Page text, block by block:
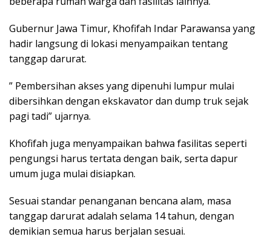
Gubernur Jawa Timur, Khofifah Indar Parawansa yang
hadir langsung di lokasi menyampaikan tentang
tanggap darurat.
” Pembersihan akses yang dipenuhi lumpur mulai
dibersihkan dengan ekskavator dan dump truk sejak
pagi tadi” ujarnya.
Khofifah juga menyampaikan bahwa fasilitas seperti
pengungsi harus tertata dengan baik, serta dapur
umum juga mulai disiapkan.
Sesuai standar penanganan bencana alam, masa
tanggap darurat adalah selama 14 tahun, dengan
demikian semua harus berjalan sesuai.